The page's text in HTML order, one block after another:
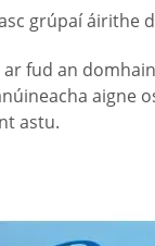
grúpaí áirithe
fud an
aigne
astu.